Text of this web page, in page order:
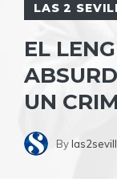
LAS 2
EL
UN
By